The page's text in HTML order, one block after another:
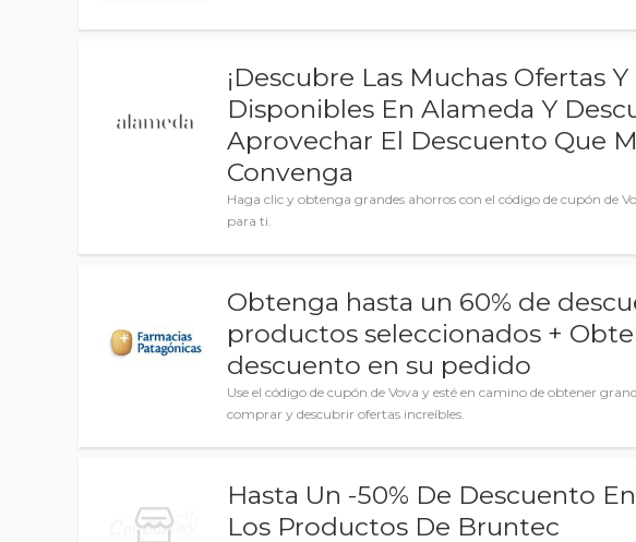
¡Descubre Las Muchas Ofertas
Disponibles En Alameda Y
Aprovechar El Descuento Que
Convenga
Haga clic y obtenga grandes ahorros con el código de cupón de
para ti.
Obtenga hasta un 60% de
productos seleccionados +
descuento en su pedido
Use el código de cupón de Vova y esté en camino de obtener
comprar y descubrir ofertas increíbles.
Hasta Un -50% De Descuento
Los Productos De Bruntec